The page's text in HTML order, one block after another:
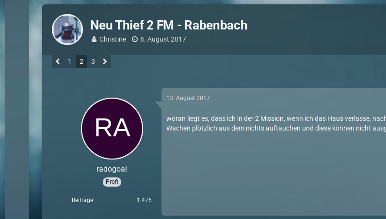
Neu Thief 2 FM - Rabenbach
Christine 8. August 2017
1 2 3
radogoal
Profi
Beiträge 1.476
13. August 2017
woran liegt es, dass ich in der 2 Mission, wenn ich das Haus verlasse,
Wachen plötzlich aus dem nichts auftauchen und diese können nicht